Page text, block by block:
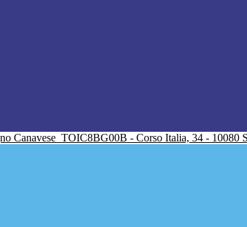
Canavese TOIC8BG00B - Corso Italia, 34 - 10080